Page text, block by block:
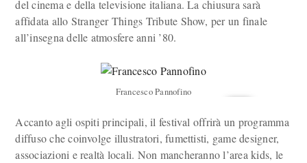
del cinema e della televisione italiana. La chiusura sarà
affidata allo Stranger Things Tribute Show, per un finale
all’insegna delle atmosfere anni ’80.
Francesco Pannofino
Accanto agli ospiti principali, il festival offrirà un programma
diffuso che coinvolge illustratori, fumettisti, game designer,
associazioni e realtà locali. Non mancheranno l’area kids, le